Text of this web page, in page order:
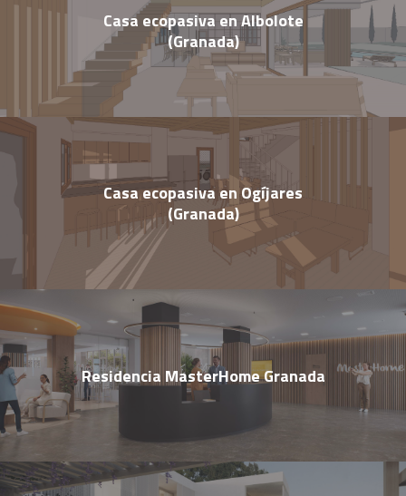
Casa ecopasiva en Albolote
(Granada)
Casa ecopasiva en Ogíjares
(Granada)
Residencia MasterHome Granada